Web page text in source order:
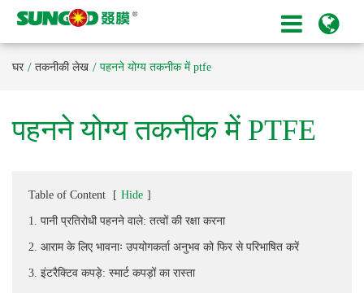
घर तकनीकी लेख पहनने योग्य तकनीक में ptfe
पहनने योग्य तकनीक में PTFE
Table of Content [ Hide ]
1. पानी प्रतिरोधी पहनने वाले: तत्वों की रक्षा करना
2. आराम के लिए भावनाः उपयोगकर्ता अनुभव को फिर से परिभाषित करें
3. इंटरैक्टिव कपड़े: स्मार्ट कपड़ों का रास्ता